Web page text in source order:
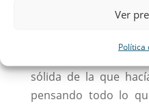
Ver
Política
Mientras
observábamos la
sólida de la que
pensando todo lo